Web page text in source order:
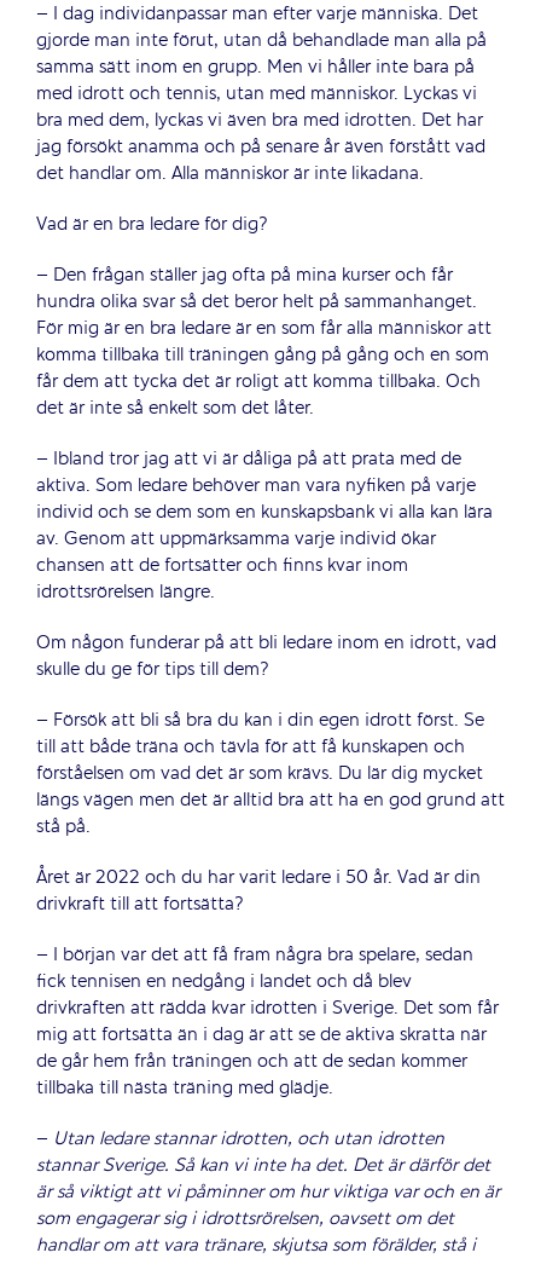
– I dag individanpassar man efter varje människa. Det
gjorde man inte förut, utan då behandlade man alla på
samma sätt inom en grupp. Men vi håller inte bara på
med idrott och tennis, utan med människor. Lyckas vi
bra med dem, lyckas vi även bra med idrotten. Det har
jag försökt anamma och på senare år även förstått vad
det handlar om. Alla människor är inte likadana.
Vad är en bra ledare för dig?
– Den frågan ställer jag ofta på mina kurser och får
hundra olika svar så det beror helt på sammanhanget.
För mig är en bra ledare är en som får alla människor att
komma tillbaka till träningen gång på gång och en som
får dem att tycka det är roligt att komma tillbaka. Och
det är inte så enkelt som det låter.
– Ibland tror jag att vi är dåliga på att prata med de
aktiva. Som ledare behöver man vara nyfiken på varje
individ och se dem som en kunskapsbank vi alla kan lära
av. Genom att uppmärksamma varje individ ökar
chansen att de fortsätter och finns kvar inom
idrottsrörelsen längre.
Om någon funderar på att bli ledare inom en idrott, vad
skulle du ge för tips till dem?
– Försök att bli så bra du kan i din egen idrott först. Se
till att både träna och tävla för att få kunskapen och
förståelsen om vad det är som krävs. Du lär dig mycket
längs vägen men det är alltid bra att ha en god grund att
stå på.
Året är 2022 och du har varit ledare i 50 år. Vad är din
drivkraft till att fortsätta?
– I början var det att få fram några bra spelare, sedan
fick tennisen en nedgång i landet och då blev
drivkraften att rädda kvar idrotten i Sverige. Det som får
mig att fortsätta än i dag är att se de aktiva skratta när
de går hem från träningen och att de sedan kommer
tillbaka till nästa träning med glädje.
– Utan ledare stannar idrotten, och utan idrotten
stannar Sverige. Så kan vi inte ha det. Det är därför det
är så viktigt att vi påminner om hur viktiga var och en är
som engagerar sig i idrottsrörelsen, oavsett om det
handlar om att vara tränare, skjutsa som förälder, stå i